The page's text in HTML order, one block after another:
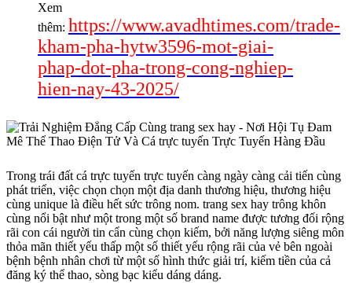
Xem
thêm: https://www.avadhtimes.com/trade-
kham-pha-hytw3596-mot-giai-
phap-dot-pha-trong-cong-nghiep-
hien-nay-43-2025/
Trong trái đất cá trực tuyến trực tuyến càng ngày càng cải tiến cùng
phát triển, việc chọn chọn một địa danh thương hiệu, thương hiệu
cùng unique là điều hết sức trông nom. trang sex hay trông khôn
cùng nổi bật như một trong một số brand name được tương đối rộng
rãi con cái người tin cẩn cùng chọn kiếm, bởi năng lượng siêng môn
thỏa mãn thiết yếu thấp một số thiết yếu rộng rãi của vẻ bên ngoài
bệnh bệnh nhân chơi từ một số hình thức giải trí, kiếm tiền của cả
đăng ký thể thao, sòng bạc kiểu dáng dáng.